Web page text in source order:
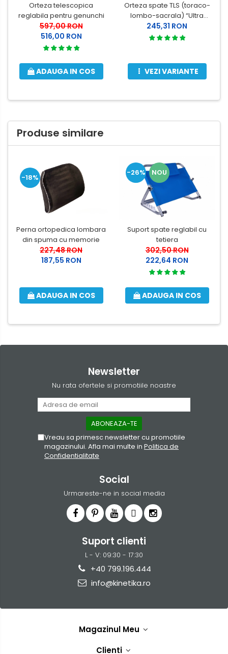
Orteza telescopica
reglabila pentru genunchi
597,00 RON
516,00 RON
ADAUGA IN COS
Orteza spate TLS (toraco-
lombo-sacrala) “Ultra
Breath”
245,31 RON
VEZI VARIANTE
Produse similare
-18%
Perna ortopedica lombara
din spuma cu memorie
227,48 RON
187,55 RON
ADAUGA IN COS
-26% NOU
Suport spate reglabil cu
tetiera
302,50 RON
222,64 RON
ADAUGA IN COS
Newsletter
Nu rata ofertele si promotiile noastre
Vreau sa primesc newsletter cu promotiile
magazinului. Afla mai multe in Politica de
Confidentialitate
Social
Urmareste-ne in social media
Suport clienti
L - V: 09:30 - 17:30
+40 799.196.444
info@kinetika.ro
Magazinul Meu
Clienti